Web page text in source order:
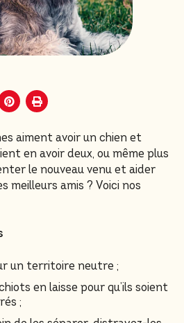
aiment avoir un chien et
en avoir deux, ou même plus
le nouveau venu et aider
meilleurs amis ? Voici nos
un territoire neutre ;
en laisse pour qu’ils soient
;